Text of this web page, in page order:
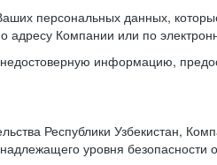
персональных данных,
адресу Компании или по
информацию,
Республики Узбекистан,
уровня